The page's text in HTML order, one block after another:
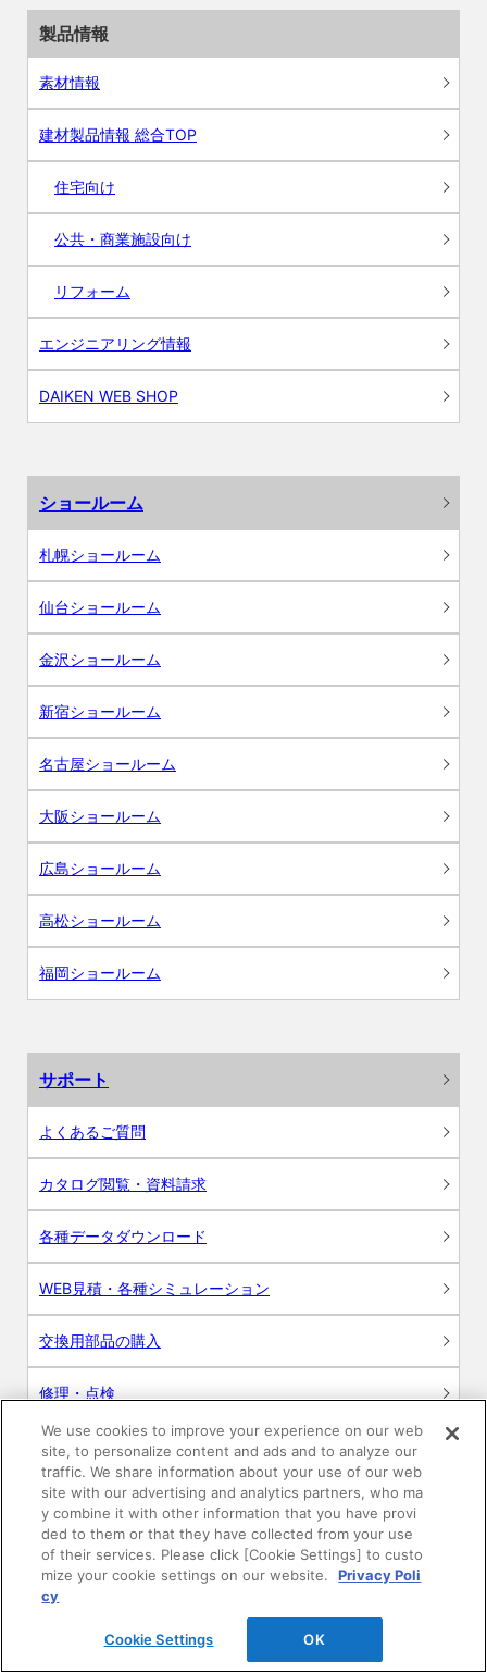
製品情報
素材情報
建材製品情報 総合TOP
住宅向け
公共・商業施設向け
リフォーム
エンジニアリング情報
DAIKEN WEB SHOP
ショールーム
札幌ショールーム
仙台ショールーム
金沢ショールーム
新宿ショールーム
名古屋ショールーム
大阪ショールーム
広島ショールーム
高松ショールーム
福岡ショールーム
サポート
よくあるご質問
カタログ閲覧・資料請求
各種データダウンロード
WEB見積・各種シミュレーション
交換用部品の購入
修理・点検
お問い合わせ
ログイン
建築・設計関係者様向けサイト
ユーザー登録サービス
WEB見積システム
We use cookies to improve your experience on our web
site, to personalize content and ads and to analyze our
traffic. We share information about your use of our web
site with our advertising and analytics partners, who ma
y combine it with other information that you have provi
ded to them or that they have collected from your use
of their services. Please click [Cookie Settings] to custo
mize your cookie settings on our website.
Privacy Poli
cy
Cookie Settings OK